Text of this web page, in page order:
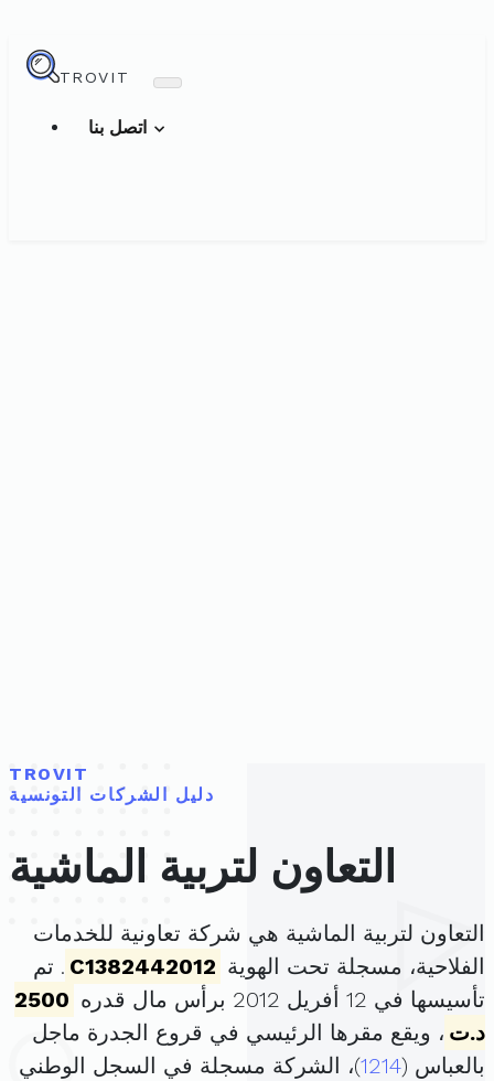
TROVIT
TROVIT
دليل الشركات التونسية
التعاون لتربية الماشية
التعاون لتربية الماشية هي شركة تعاونية للخدمات
الفلاحية، مسجلة تحت الهوية C1382442012 . تم
تأسيسها في 12 أفريل 2012 برأس مال قدره
2500
د.ت ، ويقع مقرها الرئيسي في قروع الجدرة ماجل
بالعباس (1214)، الشركة مسجلة في السجل الوطني